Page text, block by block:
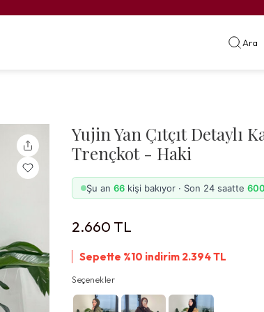
Ara
Yujin Yan Çıtçıt Detaylı
Trençkot - Haki
Şu an66 kişi bakıyor · Son 24 saatte600
2.660 TL
Sepette %10 indirim 2.394TL
Seçenekler